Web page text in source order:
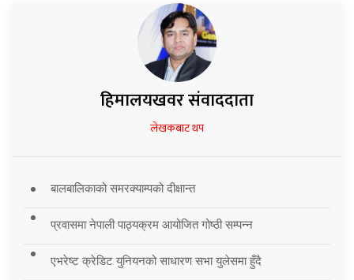
हिमालयखवर संवाददाता
लेखकबाट थप
बालबालिकाको समरक्याम्पको दीक्षान्त
प्रवासमा नेपाली पाठ्यक्रम आयोजित गोष्ठी सम्पन्न
एभरेष्ट क्रेडिट युनियनको साधारण सभा युलेसमा हुँदै